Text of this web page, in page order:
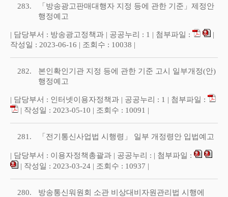
283.
「방송광고판매대행자 지정 등에 관한 기준」제정안
행정예고
| 담당부서 : 방송광고정책과 | 공공누리 : 1 | 첨부파일 :
|
작성일 : 2023-06-16 | 조회수 : 10038 |
282.
본인확인기관 지정 등에 관한 기준 고시 일부개정(안)
행정예고
| 담당부서 : 인터넷이용자정책과 | 공공누리 : 1 | 첨부파일 :
| 작성일 : 2023-05-10 | 조회수 : 10091 |
281. 「전기통신사업법 시행령」 일부 개정령안 입법예고
| 담당부서 : 이용자정책총괄과 | 공공누리 : | 첨부파일 :
| 작성일 : 2023-03-24 | 조회수 : 10937 |
280.
방송통신워원회 소관 비상대비자원관리법 시행에